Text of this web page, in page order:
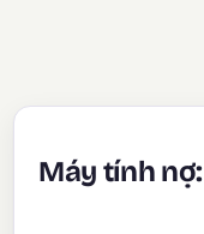
Máy tính nợ: